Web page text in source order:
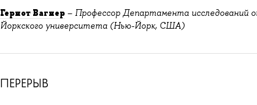
Гернот Вагнер –Профессор Департамента исследований
Йоркского университета (Нью-Йорк, США)
ПЕРЕРЫВ